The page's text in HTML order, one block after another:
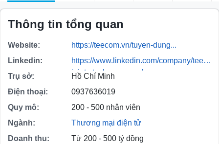
Thông tin tổng quan
Website:
https://teecom.vn/tuyen-dung...
Linkedin:
https://www.linkedin.com/company/
joint-stock-company/
Trụ sở:
Hồ Chí Minh
Điện thoại:
0937636019
Quy mô:
200 - 500 nhân viên
Ngành:
Thương mại điện tử
Doanh thu:
Từ 200 - 500 tỷ đồng